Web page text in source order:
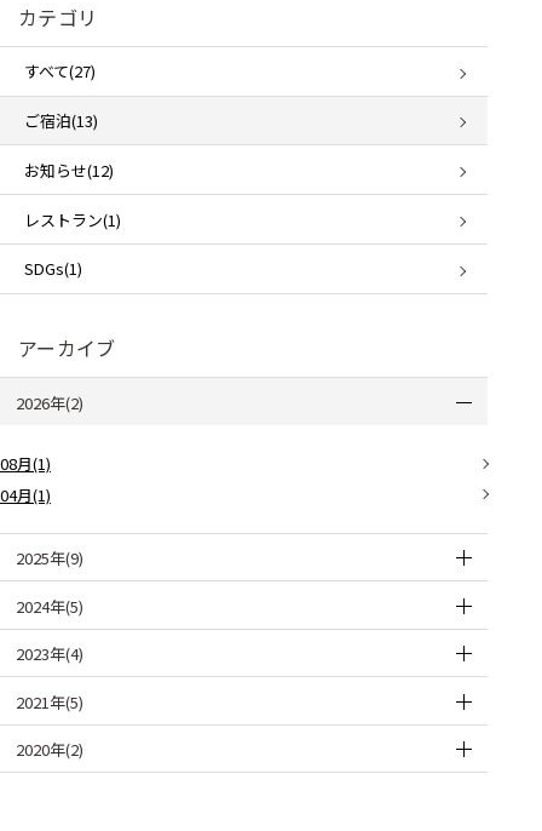
カテゴリ
すべて(27)
ご宿泊(13)
お知らせ(12)
レストラン(1)
SDGs(1)
アーカイブ
2026年(2)
08月(1)
04月(1)
2025年(9)
2024年(5)
2023年(4)
2021年(5)
2020年(2)